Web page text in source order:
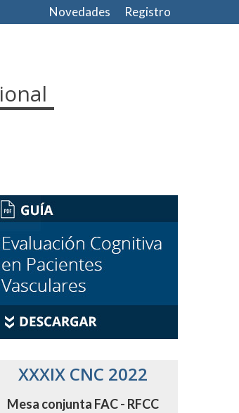
Novedades Registro
XXXIX CNC 2022
Mesa conjunta FAC - RFCC